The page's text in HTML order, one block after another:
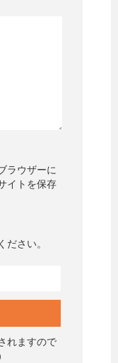
ラウザーに
イトを保存
ださい。
れますので